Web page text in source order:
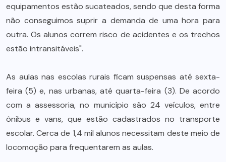
equipamentos estão sucateados, sendo que desta forma
não conseguimos suprir a demanda de uma hora para
outra. Os alunos correm risco de acidentes e os trechos
estão intransitáveis".
As aulas nas escolas rurais ficam suspensas até sexta-
feira (5) e, nas urbanas, até quarta-feira (3). De acordo
com a assessoria, no município são 24 veículos, entre
ônibus e vans, que estão cadastrados no transporte
escolar. Cerca de 1,4 mil alunos necessitam deste meio de
locomoção para frequentarem as aulas.